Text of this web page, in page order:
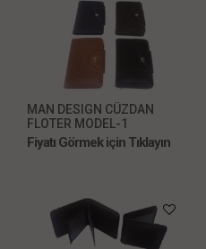
MAN DESIGN CÜZDAN
FLOTER MODEL-1
Fiyatı Görmek için Tıklayın